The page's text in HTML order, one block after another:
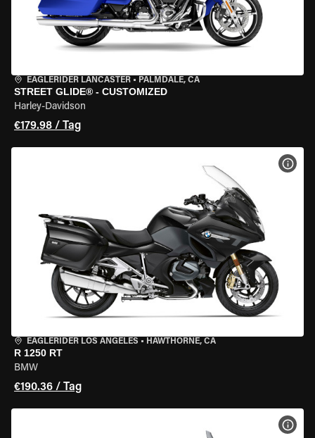
EAGLERIDER LANCASTER • PALMDALE, CA
STREET GLIDE® - CUSTOMIZED
Harley-Davidson
€179.98 / Tag
EAGLERIDER LOS ANGELES • HAWTHORNE, CA
R 1250 RT
BMW
€190.36 / Tag